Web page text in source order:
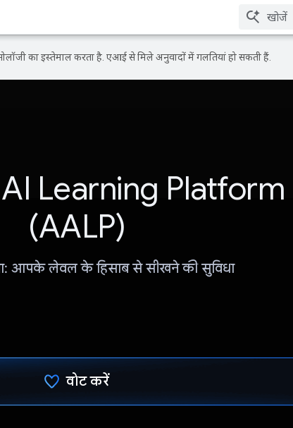
का इस्तेमाल करता है. एआई से मिले अनुवादों में गलतियां हो सकती हैं.
Learning Platform
(AALP)
आपके लेवल के हिसाब से सीखने की सुविधा
वोट करें